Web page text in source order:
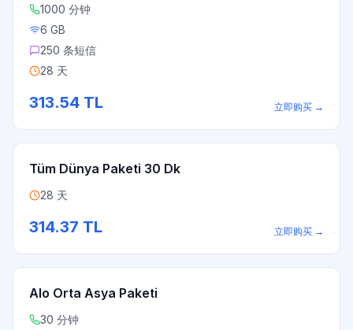
1000 分钟
6 GB
250 条短信
28 天
313.54 TL 立即购买 →
Tüm Dünya Paketi 30 Dk
28 天
314.37 TL 立即购买 →
Alo Orta Asya Paketi
30 分钟